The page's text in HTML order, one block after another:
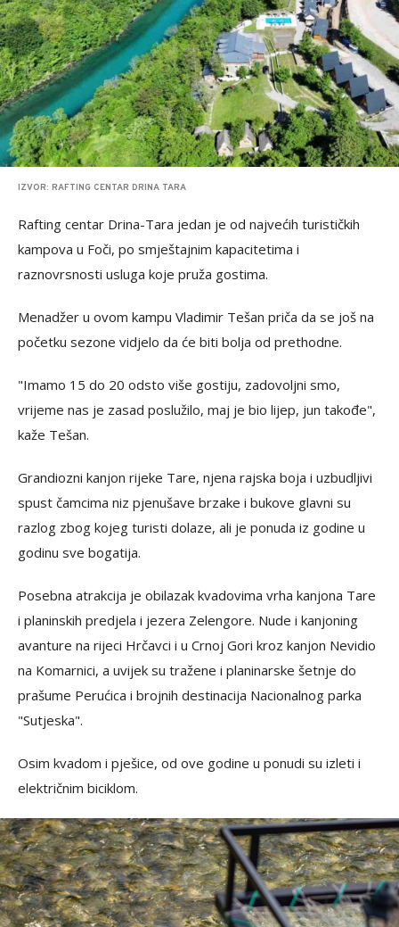
IZVOR: RAFTING CENTAR DRINA TARA
Rafting centar Drina-Tara jedan je od najvećih turističkih
kampova u Foči, po smještajnim kapacitetima i
raznovrsnosti usluga koje pruža gostima.
Menadžer u ovom kampu Vladimir Tešan priča da se još na
početku sezone vidjelo da će biti bolja od prethodne.
"Imamo 15 do 20 odsto više gostiju, zadovoljni smo,
vrijeme nas je zasad poslužilo, maj je bio lijep, jun takođe",
kaže Tešan.
Grandiozni kanjon rijeke Tare, njena rajska boja i uzbudljivi
spust čamcima niz pjenušave brzake i bukove glavni su
razlog zbog kojeg turisti dolaze, ali je ponuda iz godine u
godinu sve bogatija.
Posebna atrakcija je obilazak kvadovima vrha kanjona Tare
i planinskih predjela i jezera Zelengore. Nude i kanjoning
avanture na rijeci Hrčavci i u Crnoj Gori kroz kanjon Nevidio
na Komarnici, a uvijek su tražene i planinarske šetnje do
prašume Perućica i brojnih destinacija Nacionalnog parka
"Sutjeska".
Osim kvadom i pješice, od ove godine u ponudi su izleti i
električnim biciklom.